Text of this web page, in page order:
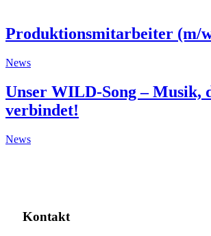
Produktionsmitarbeiter (m/
News
Unser WILD-Song – Musik,
verbindet!
News
Kontakt